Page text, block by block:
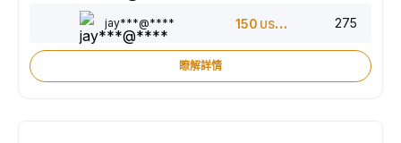
jay***@**** 150 USDT 275
瞭解詳情